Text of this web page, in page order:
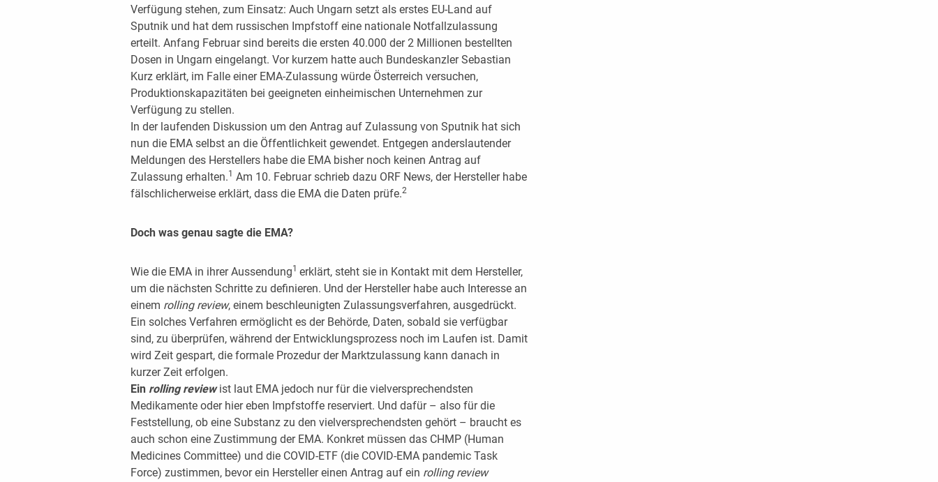
Verfügung stehen, zum Einsatz: Auch Ungarn setzt als erstes EU-Land auf
Sputnik und hat dem russischen Impfstoff eine nationale Notfallzulassung
erteilt. Anfang Februar sind bereits die ersten 40.000 der 2 Millionen bestellten
Dosen in Ungarn eingelangt. Vor kurzem hatte auch Bundeskanzler Sebastian
Kurz erklärt, im Falle einer EMA-Zulassung würde Österreich versuchen,
Produktionskapazitäten bei geeigneten einheimischen Unternehmen zur
Verfügung zu stellen.
In der laufenden Diskussion um den Antrag auf Zulassung von Sputnik hat sich
nun die EMA selbst an die Öffentlichkeit gewendet. Entgegen anderslautender
Meldungen des Herstellers habe die EMA bisher noch keinen Antrag auf
Zulassung erhalten.1 Am 10. Februar schrieb dazu ORF News, der Hersteller habe
fälschlicherweise erklärt, dass die EMA die Daten prüfe.2
Doch was genau sagte die EMA?
Wie die EMA in ihrer Aussendung1 erklärt, steht sie in Kontakt mit dem Hersteller,
um die nächsten Schritte zu definieren. Und der Hersteller habe auch Interesse an
einem rolling review, einem beschleunigten Zulassungsverfahren, ausgedrückt.
Ein solches Verfahren ermöglicht es der Behörde, Daten, sobald sie verfügbar
sind, zu überprüfen, während der Entwicklungsprozess noch im Laufen ist. Damit
wird Zeit gespart, die formale Prozedur der Marktzulassung kann danach in
kurzer Zeit erfolgen.
Ein rolling review ist laut EMA jedoch nur für die vielversprechendsten
Medikamente oder hier eben Impfstoffe reserviert. Und dafür – also für die
Feststellung, ob eine Substanz zu den vielversprechendsten gehört – braucht es
auch schon eine Zustimmung der EMA. Konkret müssen das CHMP (Human
Medicines Committee) und die COVID-ETF (die COVID-EMA pandemic Task
Force) zustimmen, bevor ein Hersteller einen Antrag auf ein rolling review